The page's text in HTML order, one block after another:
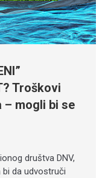
Troškovi
mogli bi se
društva DNV,
da udvostruči